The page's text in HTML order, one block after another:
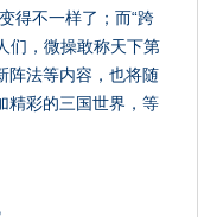
得不一样了；而“跨
们，微操敢称天下第
阵法等内容，也将随
精彩的三国世界，等